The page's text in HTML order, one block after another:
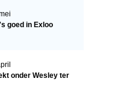
goed in Exloo
onder Wesley ter